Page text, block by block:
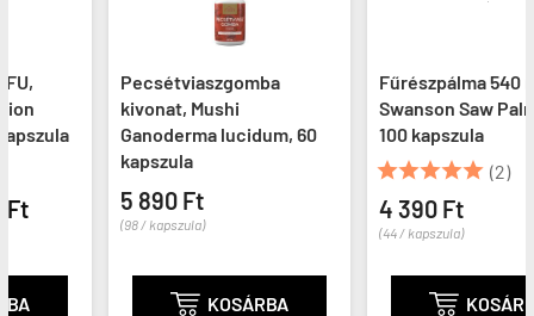
Pecsétviaszgomba
kivonat, Mushi
Ganoderma lucidum, 60
5 890 Ft
(98 / kapszula)
KOSÁRBA
Fűrészpálma 540 mg,
Swanson Saw Palmetto,
100 kapszula
(2)
4 390 Ft
(44 / kapszula)
KOSÁRBA